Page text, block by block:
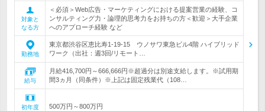
対象と
なる方
＜必須＞Web広告・マーケティングにおける提案営業の経験、コ
ンサルティング力・論理的思考力をお持ちの方＜歓迎＞大手企業
へのアプローチ経験 など
勤務地
東京都渋谷区恵比寿1-19-15 ウノサワ東急ビル4階 ハイブリッド
ワーク（出社：週3回/リモート…
給与
月給416,700円～666,666円※超過分は別途支給します。※試用期
間3ヵ月（同条件）※上記は固定残業代（108…
初年度
500万円～800万円